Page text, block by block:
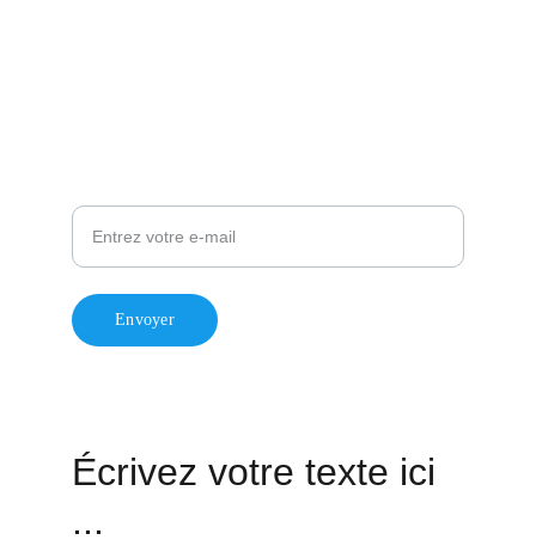
Envoyer
Écrivez votre texte ici
...